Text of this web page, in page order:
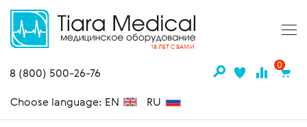
18 ЛЕТ С ВАМИ
8 (800) 500-26-76
0
Choose language: EN RU